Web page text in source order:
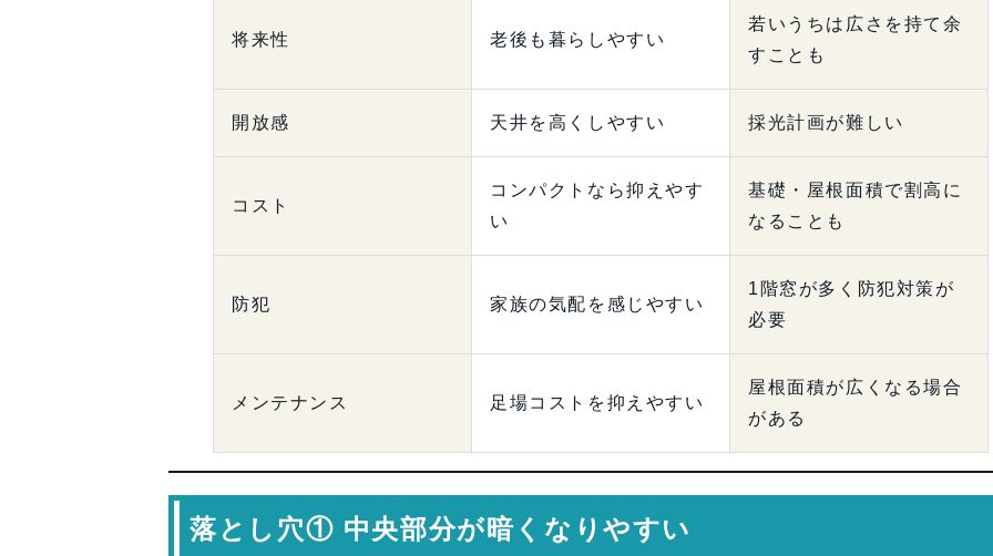
将来性 老後も暮らしやすい
若いうちは広さを持て余
すことも
開放感 天井を高くしやすい 採光計画が難しい
コスト
コンパクトなら抑えやす
い
基礎・屋根面積で割高に
なることも
防犯 家族の気配を感じやすい
1階窓が多く防犯対策が
必要
メンテナンス 足場コストを抑えやすい
屋根面積が広くなる場合
がある
落とし穴① 中央部分が暗くなりやすい